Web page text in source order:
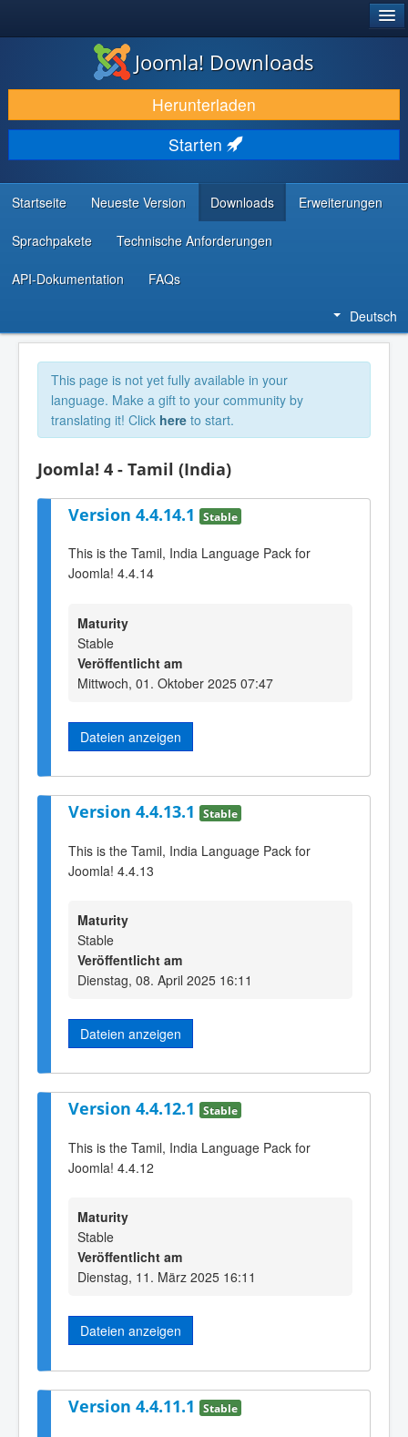
DOWNLOAD & ERWEITERN
ENTDECKEN & LERNEN
COMMUNITY & SUPPORT
RESSOURCEN FÜR ENTWICKLER
Joomla! Downloads
Herunterladen
Starten
Startseite Neueste Version Downloads Erweiterungen
Sprachpakete Technische Anforderungen
API-Dokumentation FAQs
Deutsch
This page is not yet fully available in your
language. Make a gift to your community by
translating it! Click here to start.
Joomla! 4 - Tamil (India)
Version 4.4.14.1 Stable
This is the Tamil, India Language Pack for
Joomla! 4.4.14
Maturity
Stable
Veröffentlicht am
Mittwoch, 01. Oktober 2025 07:47
Dateien anzeigen
Version 4.4.13.1 Stable
This is the Tamil, India Language Pack for
Joomla! 4.4.13
Maturity
Stable
Veröffentlicht am
Dienstag, 08. April 2025 16:11
Dateien anzeigen
Version 4.4.12.1 Stable
This is the Tamil, India Language Pack for
Joomla! 4.4.12
Maturity
Stable
Veröffentlicht am
Dienstag, 11. März 2025 16:11
Dateien anzeigen
Version 4.4.11.1 Stable